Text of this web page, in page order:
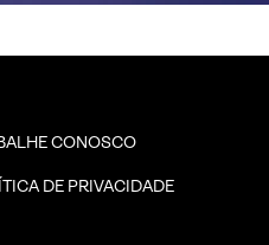
CONOSCO
DE PRIVACIDADE